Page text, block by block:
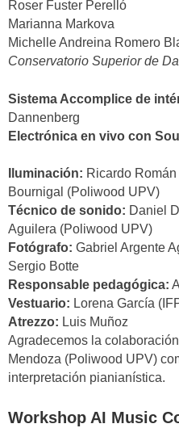
Roser Fuster Perelló
Marianna Markova
Michelle Andreina Romero
Conservatorio Superior de
Sistema Accomplice de
Dannenberg
Electrónica en vivo con
Iluminación: Ricardo
Bournigal (Poliwood UPV)
Técnico de sonido: Daniel
Aguilera (Poliwood UPV)
Fotógrafo: Gabriel Argente
Sergio Botte
Responsable pedagógica:
Vestuario: Lorena García
Atrezzo: Luis Muñoz
Agradecemos la
Mendoza (Poliwood UPV)
interpretación pianianística.
Workshop AI Music